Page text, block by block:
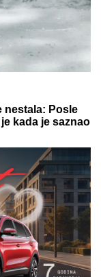
A
(82) na
su